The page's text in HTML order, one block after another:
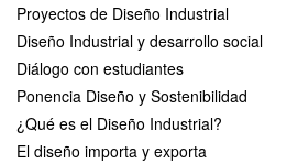
Proyectos de Diseño Industrial
Diseño Industrial y desarrollo social
Diálogo con estudiantes
Ponencia Diseño y Sostenibilidad
¿Qué es el Diseño Industrial?
El diseño importa y exporta